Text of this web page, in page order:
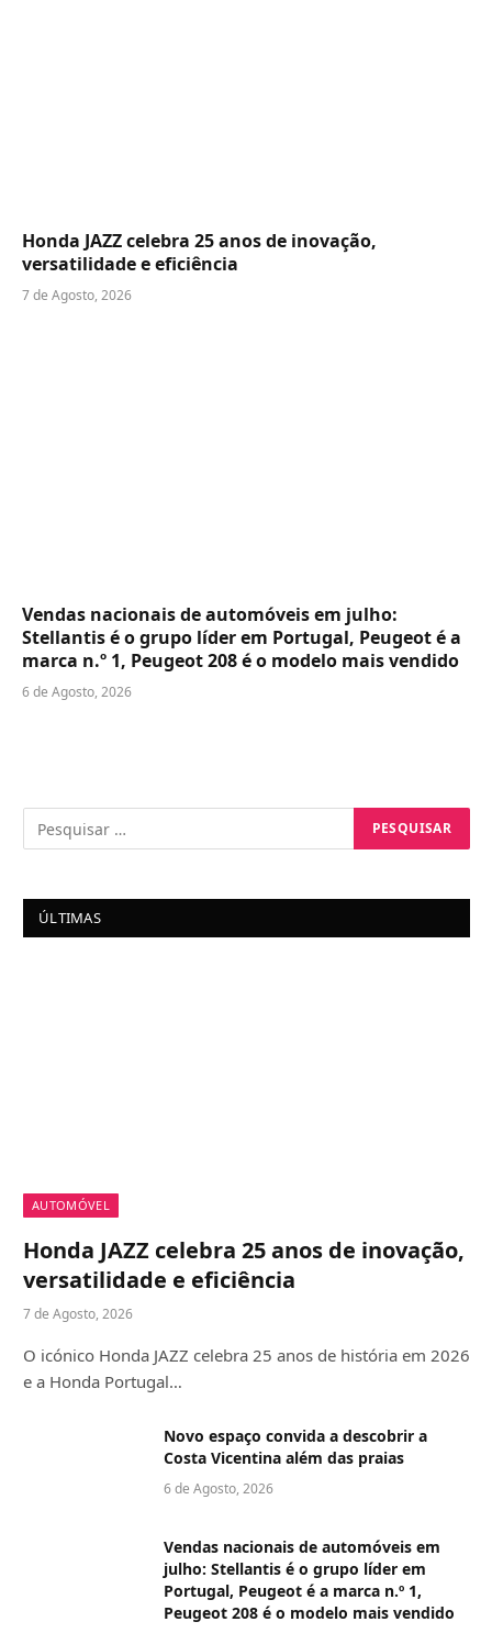
Honda JAZZ celebra 25 anos de inovação,
versatilidade e eficiência
7 de Agosto, 2026
Vendas nacionais de automóveis em julho:
Stellantis é o grupo líder em Portugal, Peugeot é a
marca n.º 1, Peugeot 208 é o modelo mais vendido
6 de Agosto, 2026
ÚLTIMAS
AUTOMÓVEL
Honda JAZZ celebra 25 anos de inovação,
versatilidade e eficiência
7 de Agosto, 2026
O icónico Honda JAZZ celebra 25 anos de história em 2026
e a Honda Portugal…
Novo espaço convida a descobrir a
Costa Vicentina além das praias
6 de Agosto, 2026
Vendas nacionais de automóveis em
julho: Stellantis é o grupo líder em
Portugal, Peugeot é a marca n.º 1,
Peugeot 208 é o modelo mais vendido